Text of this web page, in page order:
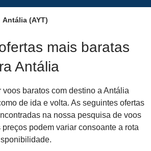
Antália (AYT)
mais baratas
Antália
baratos com destino a Antália
de ida e volta. As seguintes ofertas
na nossa pesquisa de voos
podem variar consoante a rota